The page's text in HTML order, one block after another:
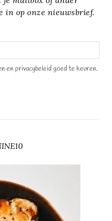
in op onze nieuwsbrief.
en privacybeleid goed te keuren.